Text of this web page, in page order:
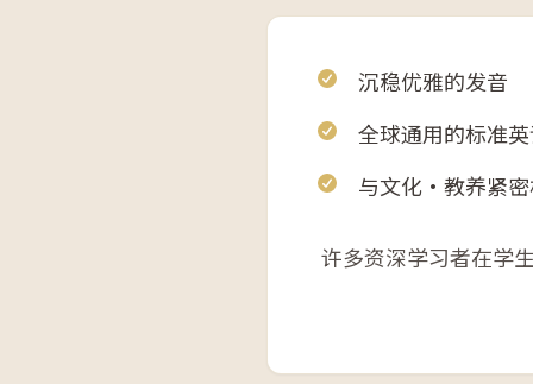
沉稳优雅的发音
全球通用的标准
与文化・教养紧
许多资深学习者在学